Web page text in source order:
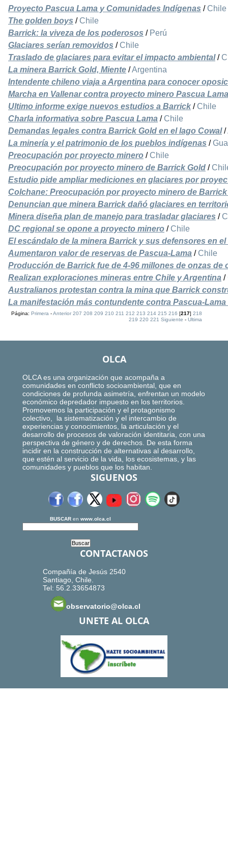
Proyecto Pascua Lama y Comunidades Indígenas / Chile
The golden boys / Chile
Barrick: la viveza de los poderosos / Perú
Glaciares serían removidos / Chile
Traslado de glaciares para evitar el impacto ambiental/
La minera Barrick Gold, Miente /Argentina
Intendente chileno viaja a Argentina para conocer
Marcha en Vallenar contra proyecto minero Pascua Lama
Ultimo informe exige nuevos estudios a Barrick / Chile
Charla informativa sobre Pascua Lama / Chile
Demandas legales contra Barrick Gold en el lago Cowal/
La minería y el patrimonio de los pueblos indígenas /
Preocupación por proyecto minero / Chile
Preocupación por proyecto minero de Barrick Gold /
Estudio pide ampliar mediciones en glaciares por
Colchane: Preocupación por proyecto minero de
Denuncian que minera Barrick dañó glaciares en
Minera diseña plan de manejo para trasladar glaciares /
DC regional se opone a proyecto minero / Chile
El escándalo de la minera Barrick y sus defensores en
Aumentaron valor de reservas de Pascua-Lama / Chile
Producción de Barrick fue de 4-96 millones de onzas de
Realizan exploraciones mineras entre Chile y Argentina /
Australianos protestan contra la mina que Barrick
La manifestación más contundente contra Pascua-
Página:Primera -Anterior 207 208 209 210 211 212 213 214 215 216 [217]218
219 220 221 Siguiente -Ultima
OLCA
OLCA es una organización que acompaña a
comunidades en conflicto socioambiental, que en
condiciones de profunda asimetría, enfrentan un modelo
económico depredador impuesto en los territorios.
Promovemos la participación y el protagonismo
colectivo, la sistematización y el intercambio de
experiencias y conocimientos, la articulación y el
desarrollo de procesos de valoración identitaria, con una
perspectiva de género y de derechos. De esta forma
incidir en la construcción de alternativas al desarrollo,
que estén al servicio de la vida, los ecosistemas, y las
comunidades y pueblos que los habitan.
SIGUENOS
BUSCAR en www.olca.cl
CONTACTANOS
Compañía de Jesús 2540
Santiago, Chile.
Tel: 56.2.33654873
observatorio@olca.cl
UNETE AL OLCA